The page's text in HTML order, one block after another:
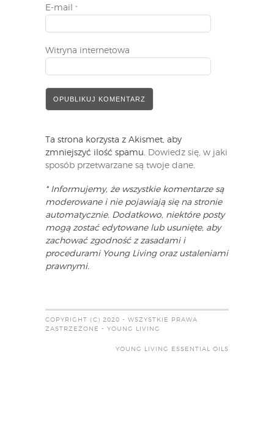
E-mail *
Witryna internetowa
Ta strona korzysta z Akismet, aby
zmniejszyć ilość spamu. Dowiedz się, w jaki
sposób przetwarzane są twoje dane.
* Informujemy, że wszystkie komentarze są
moderowane i nie pojawiają się na stronie
automatycznie. Dodatkowo, niektóre posty
mogą zostać edytowane lub usunięte, aby
zachować zgodność z zasadami i
procedurami Young Living oraz ustaleniami
prawnymi.
COPYRIGHT (C) 2020 - WSZYSTKIE PRAWA
ZASTRZEŻONE - YOUNG LIVING
YOUNG LIVING ESSENTIAL OILS